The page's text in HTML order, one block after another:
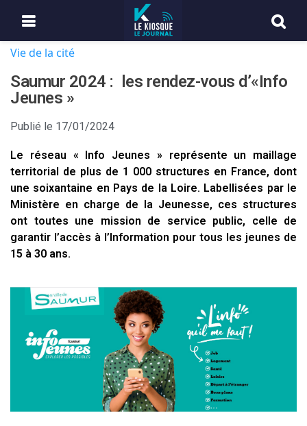
Vie de la cité
Saumur 2024 : les rendez-vous d’«Info
Jeunes »
Publié le 17/01/2024
Le réseau « Info Jeunes » représente un maillage
territorial de plus de 1 000 structures en France, dont
une soixantaine en Pays de la Loire. Labellisées par le
Ministère en charge de la Jeunesse, ces structures
ont toutes une mission de service public, celle de
garantir l’accès à l’Information pour tous les jeunes de
15 à 30 ans.